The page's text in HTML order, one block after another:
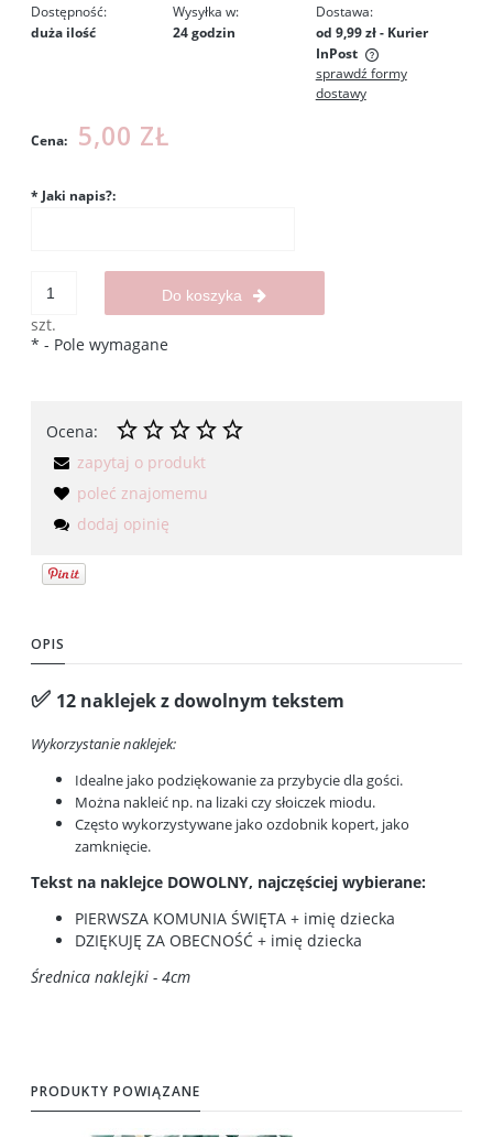
Dostępność:
duża ilość
Wysyłka w:
24 godzin
Dostawa:
od 9,99 zł- Kurier
InPost
Cena nie zawiera ewentualnych kosztów płatności
sprawdź formy
dostawy
Cena: 5,00 ZŁ
* Jaki napis?:
szt.
Do koszyka
* - Pole wymagane
Ocena:
zapytaj o produkt
poleć znajomemu
dodaj opinię
OPIS
✅ 12 naklejek z dowolnym tekstem
Wykorzystanie naklejek:
Idealne jako podziękowanie za przybycie dla gości.
Można nakleić np. na lizaki czy słoiczek miodu.
Często wykorzystywane jako ozdobnik kopert, jako
zamknięcie.
Tekst na naklejce DOWOLNY, najczęściej wybierane:
PIERWSZA KOMUNIA ŚWIĘTA + imię dziecka
DZIĘKUJĘ ZA OBECNOŚĆ + imię dziecka
Średnica naklejki - 4cm
PRODUKTY POWIĄZANE